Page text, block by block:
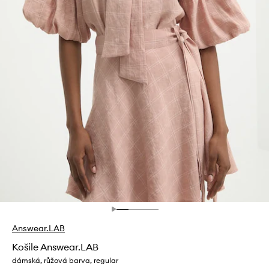
Answear.LAB
Košile Answear.LAB
dámská, růžová barva, regular